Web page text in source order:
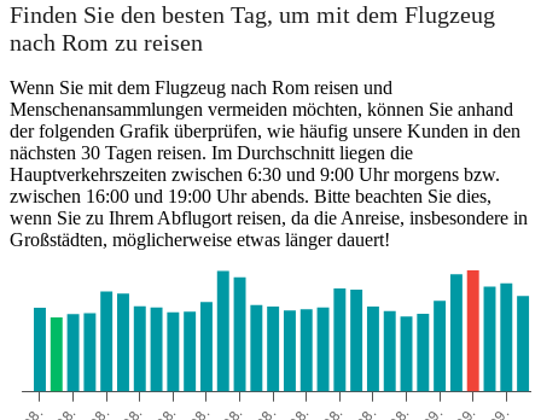
Saragossa
Rome
Finden Sie den besten Tag, um mit dem Flugzeug
nach Rom zu reisen
Wenn Sie mit dem Flugzeug nach Rom reisen und
Menschenansammlungen vermeiden möchten, können Sie anhand
der folgenden Grafik überprüfen, wie häufig unsere Kunden in den
nächsten 30 Tagen reisen. Im Durchschnitt liegen die
Hauptverkehrszeiten zwischen 6:30 und 9:00 Uhr morgens bzw.
zwischen 16:00 und 19:00 Uhr abends. Bitte beachten Sie dies,
wenn Sie zu Ihrem Abflugort reisen, da die Anreise, insbesondere in
Großstädten, möglicherweise etwas länger dauert!